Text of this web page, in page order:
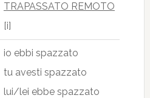
TRAPASSATO REMOTO
[i]
io ebbi spazzato
tu avesti spazzato
lui/lei ebbe spazzato